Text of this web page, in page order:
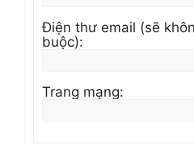
Điện thư email (sẽ
buộc):
Trang mạng: